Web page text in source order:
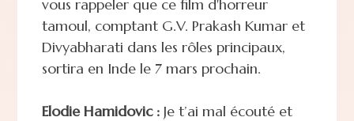
vous rappeler que ce film d'horreur
tamoul, comptant G.V. Prakash Kumar et
Divyabharati dans les rôles principaux,
sortira en Inde le 7 mars prochain.
Elodie Hamidovic : Je t’ai mal écouté et